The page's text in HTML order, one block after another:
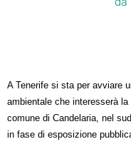
A Tenerife si sta per avviare
ambientale che interesserà
comune di Candelaria, nel
in fase di esposizione